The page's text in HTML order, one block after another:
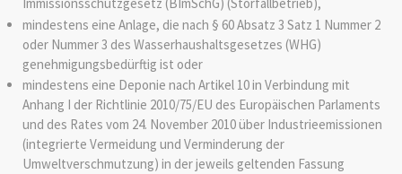
mindestens eine Anlage, die nach § 60 Absatz 3 Satz 1 Nummer 2
oder Nummer 3 des Wasserhaushaltsgesetzes (WHG)
genehmigungsbedürftig ist oder
mindestens eine Deponie nach Artikel 10 in Verbindung mit
Anhang I der Richtlinie 2010/75/EU des Europäischen Parlaments
und des Rates vom 24. November 2010 über Industrieemissionen
(integrierte Vermeidung und Verminderung der
Umweltverschmutzung) in der jeweils geltenden Fassung